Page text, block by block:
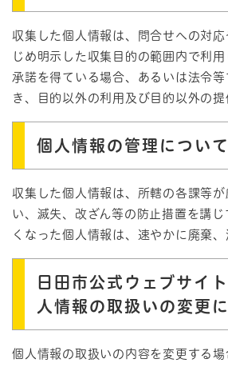
収集した個人情報は、問合せへの対
じめ明示した収集目的の範囲内で利
承諾を得ている場合、あるいは法令
き、目的以外の利用及び目的以外の提
個人情報の管理について
収集した個人情報は、所轄の各課等が
い、滅失、改ざん等の防止措置を講
くなった個人情報は、速やかに廃棄、
日田市公式ウェブサイ
人情報の取扱いの変更
個人情報の取扱いの内容を変更する